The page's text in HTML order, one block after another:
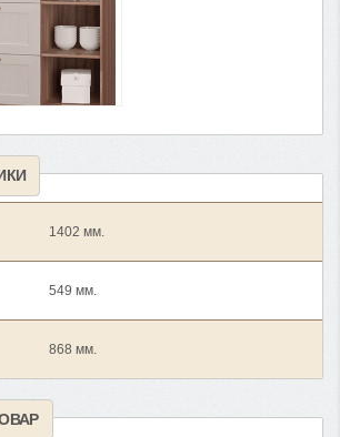
1402 мм.
549 мм.
868 мм.